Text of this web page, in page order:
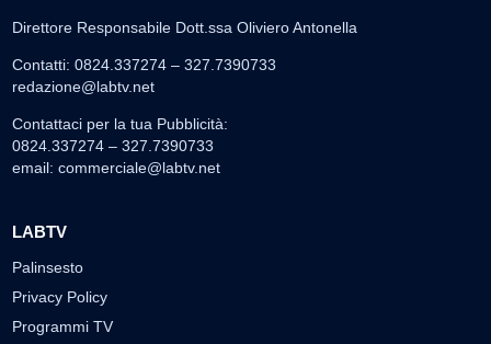
Direttore Responsabile Dott.ssa Oliviero Antonella
Contatti: 0824.337274 – 327.7390733
redazione@labtv.net
Contattaci per la tua Pubblicità:
0824.337274 – 327.7390733
email: commerciale@labtv.net
LABTV
Palinsesto
Privacy Policy
Programmi TV